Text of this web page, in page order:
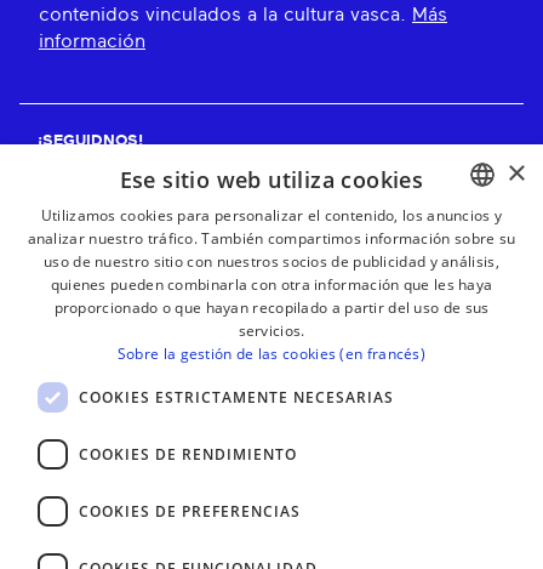
contenidos vinculados a la cultura vasca.
Más
información
¡SEGUIDNOS!
¡RECIBE NUESTROS BOLETINES!
Suscribirse
BASQUE
FRENCH
×
Ese sitio web utiliza cookies
Utilizamos cookies para personalizar el contenido, los anuncios y
analizar nuestro tráfico. También compartimos información sobre su
uso de nuestro sitio con nuestros socios de publicidad y análisis,
quienes pueden combinarla con otra información que les haya
proporcionado o que hayan recopilado a partir del uso de sus
servicios.
Sobre la gestión de las cookies (en francés)
COOKIES ESTRICTAMENTE NECESARIAS
COOKIES DE RENDIMIENTO
COOKIES DE PREFERENCIAS